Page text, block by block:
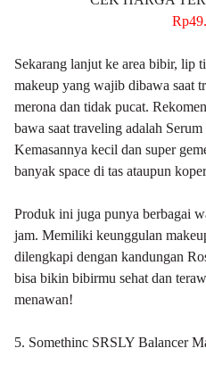
Sekarang lanjut ke area bibir, lip
makeup yang wajib dibawa saat
merona dan tidak pucat.
bawa saat traveling adalah
Kemasannya kecil dan super
banyak space di tas ataupun
Produk ini juga punya berbagai
jam. Memiliki keunggulan
dilengkapi dengan kandungan
bisa bikin bibirmu sehat dan
menawan!
5. Somethinc SRSLY Balancer